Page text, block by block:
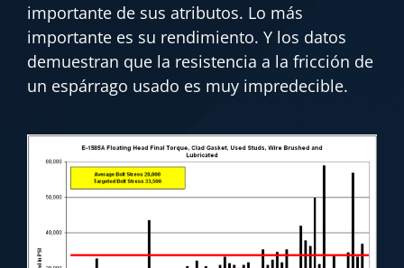
importante de sus atributos. Lo más
importante es su rendimiento. Y los datos
demuestran que la resistencia a la fricción de
un espárrago usado es muy impredecible.